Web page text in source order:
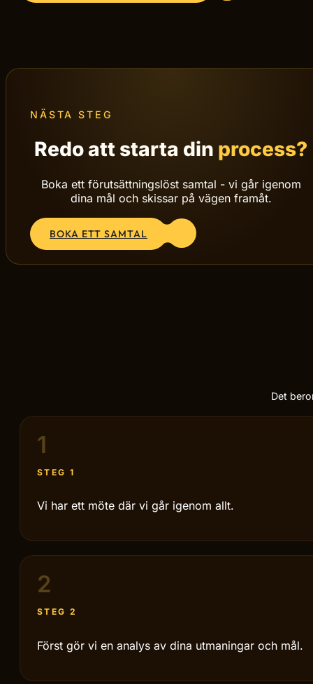
NÄSTA STEG
Redo att starta din process?
Boka ett förutsättningslöst samtal - vi går igenom
dina mål och skissar på vägen framåt.
BOKA ETT SAMTAL
Det
1
STEG 1
Vi har ett möte där vi går igenom allt.
2
STEG 2
Först gör vi en analys av dina utmaningar och mål.